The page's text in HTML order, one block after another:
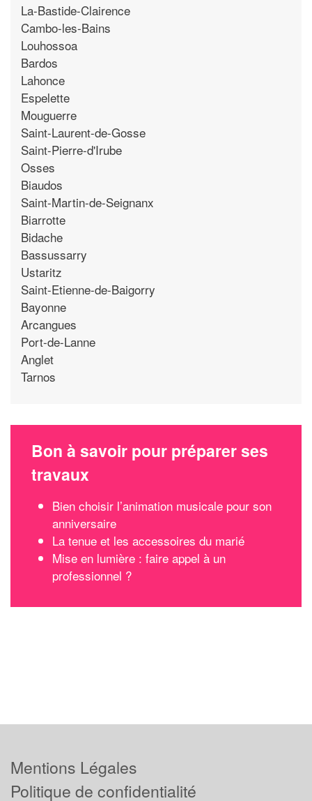
La-Bastide-Clairence
Cambo-les-Bains
Louhossoa
Bardos
Lahonce
Espelette
Mouguerre
Saint-Laurent-de-Gosse
Saint-Pierre-d'Irube
Osses
Biaudos
Saint-Martin-de-Seignanx
Biarrotte
Bidache
Bassussarry
Ustaritz
Saint-Etienne-de-Baigorry
Bayonne
Arcangues
Port-de-Lanne
Anglet
Tarnos
Bon à savoir pour préparer ses
travaux
Bien choisir l’animation musicale pour son
anniversaire
La tenue et les accessoires du marié
Mise en lumière : faire appel à un
professionnel ?
Mentions Légales
Politique de confidentialité